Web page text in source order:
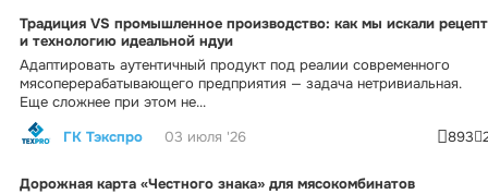
Традиция VS промышленное производство: как мы искали рецепт
и технологию идеальной ндуи
Адаптировать аутентичный продукт под реалии современного
мясоперерабатывающего предприятия — задача нетривиальная.
Еще сложнее при этом не...
ГК Тэкспро
03 июля '26 893
Дорожная карта «Честного знака» для мясокомбинатов